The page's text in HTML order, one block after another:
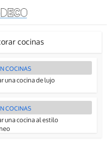
cocinas
COCINAS
una cocina de lujo
COCINAS
una cocina al estilo